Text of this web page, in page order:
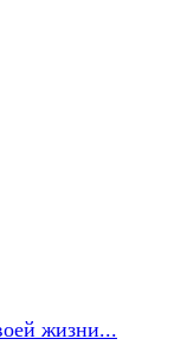
жизни...